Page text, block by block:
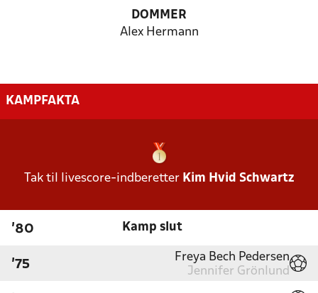
DOMMER
Alex Hermann
KAMPFAKTA
Tak til livescore-indberetter Kim Hvid Schwartz
'80 Kamp slut
'75
Freya Bech Pedersen
Jennifer Grönlund